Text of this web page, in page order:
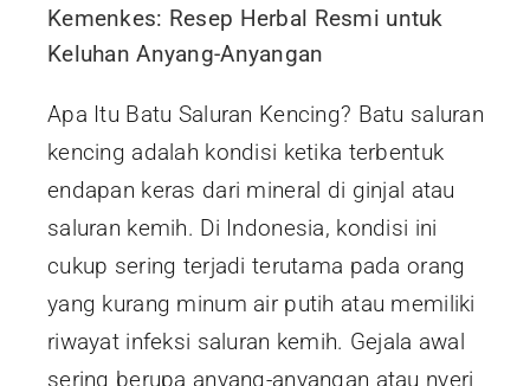
Kemenkes: Resep Herbal Resmi untuk
Keluhan Anyang-Anyangan
Apa Itu Batu Saluran Kencing? Batu saluran
kencing adalah kondisi ketika terbentuk
endapan keras dari mineral di ginjal atau
saluran kemih. Di Indonesia, kondisi ini
cukup sering terjadi terutama pada orang
yang kurang minum air putih atau memiliki
riwayat infeksi saluran kemih. Gejala awal
sering berupa anyang-anyangan atau nyeri